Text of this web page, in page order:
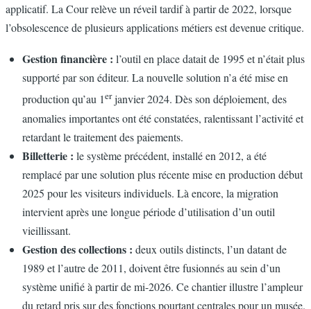
applicatif. La Cour relève un réveil tardif à partir de 2022, lorsque
l’obsolescence de plusieurs applications métiers est devenue critique.
Gestion financière : l’outil en place datait de 1995 et n’était plus
supporté par son éditeur. La nouvelle solution n’a été mise en
production qu’au 1erjanvier 2024. Dès son déploiement, des
anomalies importantes ont été constatées, ralentissant l’activité et
retardant le traitement des paiements.
Billetterie : le système précédent, installé en 2012, a été
remplacé par une solution plus récente mise en production début
2025 pour les visiteurs individuels. Là encore, la migration
intervient après une longue période d’utilisation d’un outil
vieillissant.
Gestion des collections : deux outils distincts, l’un datant de
1989 et l’autre de 2011, doivent être fusionnés au sein d’un
système unifié à partir de mi-2026. Ce chantier illustre l’ampleur
du retard pris sur des fonctions pourtant centrales pour un musée.